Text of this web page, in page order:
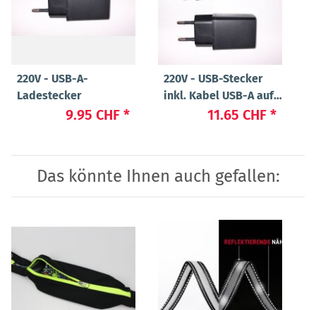
220V - USB-A-
Ladestecker
9.95 CHF *
220V - USB-Stecker
inkl. Kabel USB-A auf
USB Micro11.65 CHF *
Das könnte Ihnen auch gefallen: